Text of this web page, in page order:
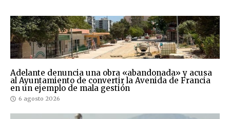
Adelante denuncia una obra «abandonada» y acusa
al Ayuntamiento de convertir la Avenida de Francia
en un ejemplo de mala gestión
6 agosto 2026